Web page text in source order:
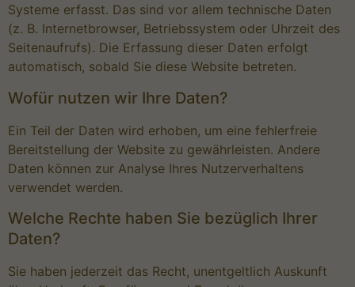
Systeme erfasst. Das sind vor allem technische Daten
(z. B. Internetbrowser, Betriebssystem oder Uhrzeit des
Seitenaufrufs). Die Erfassung dieser Daten erfolgt
automatisch, sobald Sie diese Website betreten.
Wofür nutzen wir Ihre Daten?
Ein Teil der Daten wird erhoben, um eine fehlerfreie
Bereitstellung der Website zu gewährleisten. Andere
Daten können zur Analyse Ihres Nutzerverhaltens
verwendet werden.
Welche Rechte haben Sie bezüglich Ihrer
Daten?
Sie haben jederzeit das Recht, unentgeltlich Auskunft